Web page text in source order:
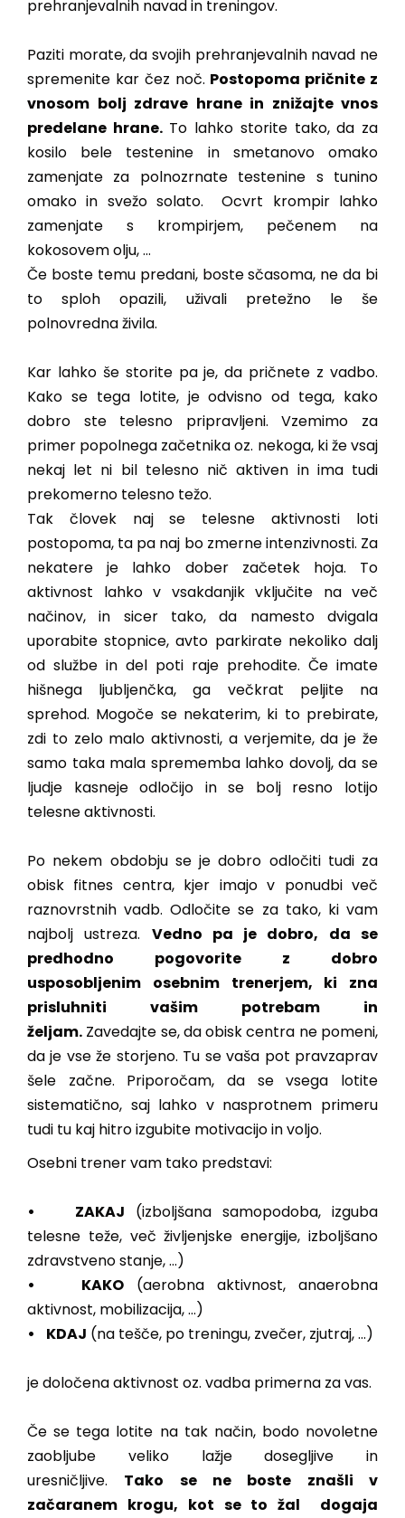
prehranjevalnih navad in treningov.
Paziti morate, da svojih prehranjevalnih navad ne
spremenite kar čez noč. Postopoma pričnite z
vnosom bolj zdrave hrane in znižajte vnos
predelane hrane.To lahko storite tako, da za
kosilo bele testenine in smetanovo omako
zamenjate za polnozrnate testenine s tunino
omako in svežo solato. Ocvrt krompir lahko
zamenjate s krompirjem, pečenem na
kokosovem olju, …
Če boste temu predani, boste sčasoma, ne da bi
to sploh opazili, uživali pretežno le še
polnovredna živila.
Kar lahko še storite pa je, da pričnete z vadbo.
Kako se tega lotite, je odvisno od tega, kako
dobro ste telesno pripravljeni. Vzemimo za
primer popolnega začetnika oz. nekoga, ki že vsaj
nekaj let ni bil telesno nič aktiven in ima tudi
prekomerno telesno težo.
Tak človek naj se telesne aktivnosti loti
postopoma, ta pa naj bo zmerne intenzivnosti. Za
nekatere je lahko dober začetek hoja. To
aktivnost lahko v vsakdanjik vključite na več
načinov, in sicer tako, da namesto dvigala
uporabite stopnice, avto parkirate nekoliko dalj
od službe in del poti raje prehodite. Če imate
hišnega ljubljenčka, ga večkrat peljite na
sprehod. Mogoče se nekaterim, ki to prebirate,
zdi to zelo malo aktivnosti, a verjemite, da je že
samo taka mala sprememba lahko dovolj, da se
ljudje kasneje odločijo in se bolj resno lotijo
telesne aktivnosti.
Po nekem obdobju se je dobro odločiti tudi za
obisk fitnes centra, kjer imajo v ponudbi več
raznovrstnih vadb. Odločite se za tako, ki vam
najbolj ustreza. Vedno pa je dobro, da se
predhodno pogovorite z dobro
usposobljenim osebnim trenerjem, ki zna
prisluhniti vašim potrebam in
željam. Zavedajte se, da obisk centra ne pomeni,
da je vse že storjeno. Tu se vaša pot pravzaprav
šele začne. Priporočam, da se vsega lotite
sistematično, saj lahko v nasprotnem primeru
tudi tu kaj hitro izgubite motivacijo in voljo.
Osebni trener vam tako predstavi:
• ZAKAJ (izboljšana samopodoba, izguba
telesne teže, več življenjske energije, izboljšano
zdravstveno stanje, …)
• KAKO (aerobna aktivnost, anaerobna
aktivnost, mobilizacija, …)
• KDAJ (na tešče, po treningu, zvečer, zjutraj, …)
je določena aktivnost oz. vadba primerna za vas.
Če se tega lotite na tak način, bodo novoletne
zaobljube veliko lažje dosegljive in
uresničljive. Tako se ne boste znašli v
začaranem krogu, kot se to žal dogaja